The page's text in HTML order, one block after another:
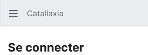
Ouvrir le menu principal Catallaxia
Se connecter